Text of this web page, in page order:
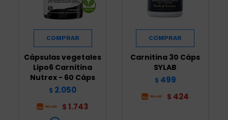
Cápsulas vegetales
Lipo6 Carnitina
Nutrex - 60 Cáps
$ 2.050
$ 1.743
Carnitina 30 Cáps
SYLAB
$ 499
$ 424